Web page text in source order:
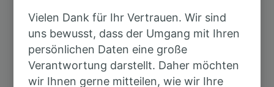
Vielen Dank für Ihr Vertrauen. Wir sind
uns bewusst, dass der Umgang mit Ihren
persönlichen Daten eine große
Verantwortung darstellt. Daher möchten
wir Ihnen gerne mitteilen, wie wir Ihre